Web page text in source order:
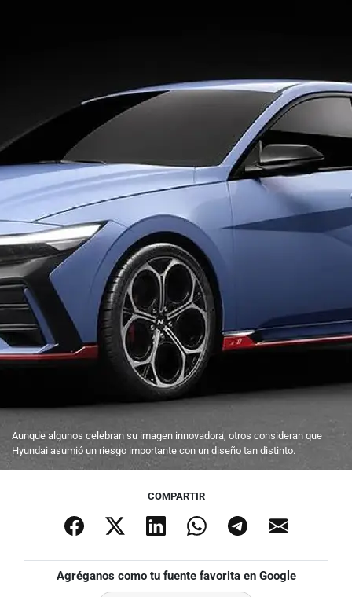
Aunque algunos celebran su imagen innovadora, otros consideran que
Hyundai asumió un riesgo importante con un diseño tan distinto.
COMPARTIR
Agréganos como tu fuente favorita en Google